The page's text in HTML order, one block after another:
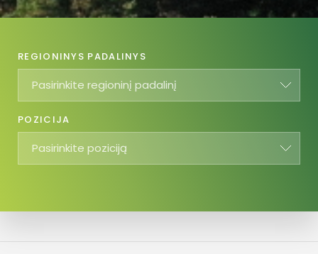
REGIONINYS PADALINYS
Pasirinkite regioninį padalinį
POZICIJA
Pasirinkite poziciją